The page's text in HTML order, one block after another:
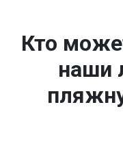
Кто
наши